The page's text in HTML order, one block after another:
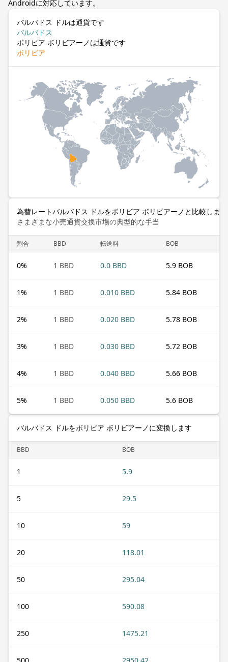
Androidに対応しています。
バルバドス ドルは通貨です
バルバドス
ボリビア ボリビアーノは通貨です
ボリビア
為替レートバルバドス ドルをボリビア ボリビアーノと比較します
さまざまな小売通貨交換市場の典型的な手当
割合 BBD 転送料 BOB
0% 1 BBD 0.0 BBD 5.9 BOB
1% 1 BBD 0.010 BBD 5.84 BOB
2% 1 BBD 0.020 BBD 5.78 BOB
3% 1 BBD 0.030 BBD 5.72 BOB
4% 1 BBD 0.040 BBD 5.66 BOB
5% 1 BBD 0.050 BBD 5.6 BOB
バルバドス ドルをボリビア ボリビアーノに変換します
BBD BOB
1 5.9
5 29.5
10 59
20 118.01
50 295.04
100 590.08
250 1475.21